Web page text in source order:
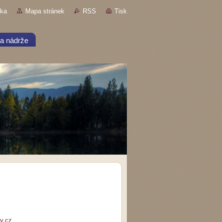
Mapa stránek RSS Tisk
nádrže